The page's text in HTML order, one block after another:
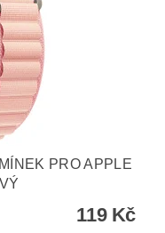
PRO APPLE
119 Kč